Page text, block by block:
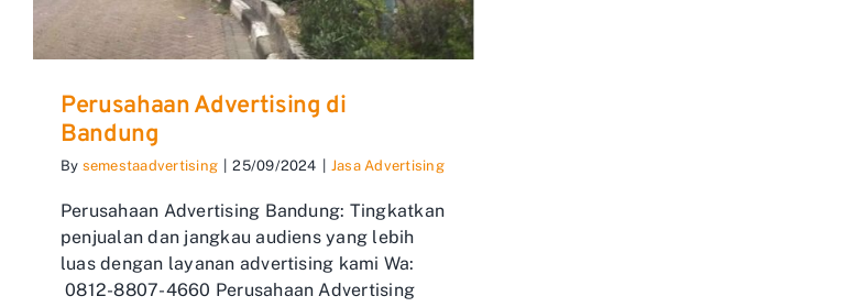
Perusahaan Advertising di
Bandung
By semestaadvertising 25/09/2024 Jasa Advertising
Perusahaan Advertising Bandung: Tingkatkan
penjualan dan jangkau audiens yang lebih
luas dengan layanan advertising kami Wa:
0812-8807-4660 Perusahaan Advertising